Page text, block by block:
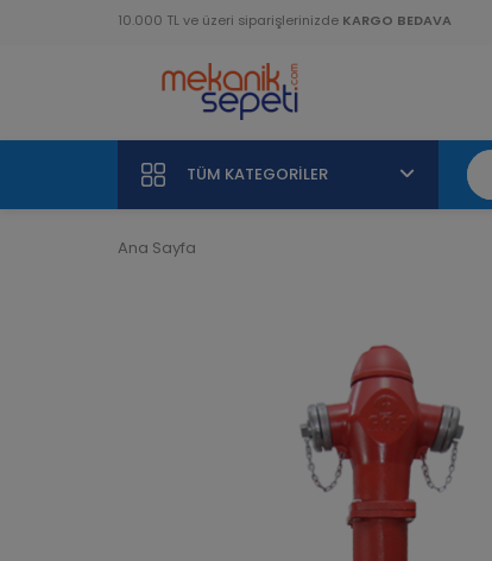
10.000 TL ve üzeri siparişlerinizde KARGO BEDAVA
TÜM KATEGORILER
Ana Sayfa